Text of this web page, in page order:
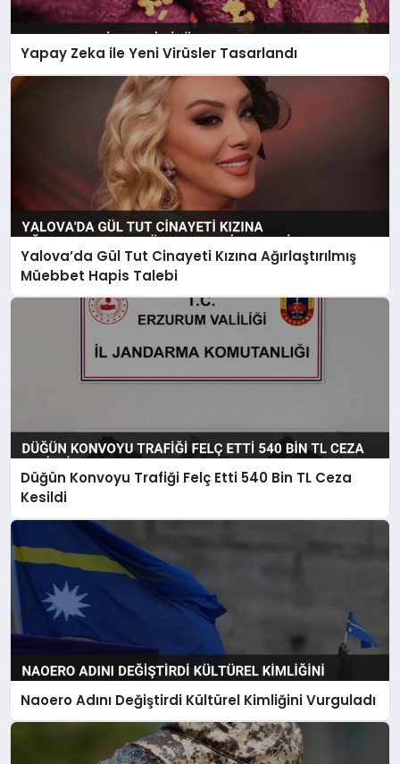
Yapay Zeka ile Yeni Virüsler Tasarlandı
Yalova’da Gül Tut Cinayeti Kızına Ağırlaştırılmış
Müebbet Hapis Talebi
Düğün Konvoyu Trafiği Felç Etti 540 Bin TL Ceza
Kesildi
Naoero Adını Değiştirdi Kültürel Kimliğini Vurguladı